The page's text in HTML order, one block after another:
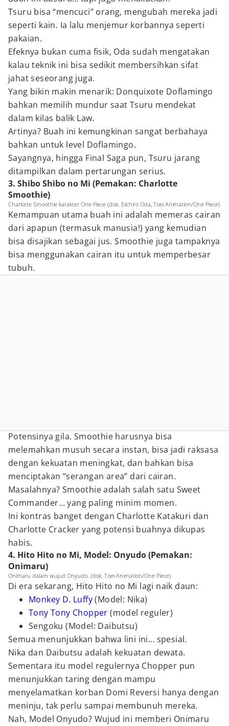
Tsuru bisa “mencuci” orang, mengubah mereka jadi
seperti kain. Ia lalu menjemur korbannya seperti
pakaian.
Efeknya bukan cuma fisik, Oda sudah mengatakan
kalau teknik ini bisa sedikit membersihkan sifat
jahat seseorang juga.
Yang bikin makin menarik: Donquixote Doflamingo
bahkan memilih mundur saat Tsuru mendekat
dalam kilas balik Law.
Artinya? Buah ini kemungkinan sangat berbahaya
bahkan untuk level Doflamingo.
Sayangnya, hingga Final Saga pun, Tsuru jarang
ditampilkan dalam pertarungan serius.
3. Shibo Shibo no Mi (Pemakan: Charlotte
Smoothie)
Charlotte Smoothie karakter One Piece (dok. Eiichiro Oda, Toei Animation/One Piece)
Kemampuan utama buah ini adalah memeras cairan
dari apapun (termasuk manusia!) yang kemudian
bisa disajikan sebagai jus. Smoothie juga tampaknya
bisa menggunakan cairan itu untuk memperbesar
tubuh.
Potensinya gila. Smoothie harusnya bisa
melemahkan musuh secara instan, bisa jadi raksasa
dengan kekuatan meningkat, dan bahkan bisa
menciptakan “serangan area” dari cairan.
Masalahnya? Smoothie adalah salah satu Sweet
Commander… yang paling minim momen.
Ini kontras banget dengan Charlotte Katakuri dan
Charlotte Cracker yang potensi buahnya dikupas
habis.
4. Hito Hito no Mi, Model: Onyudo (Pemakan:
Onimaru)
Onimaru dalam wujud Onyudo. (dok. Toei Animation/One Piece)
Di era sekarang, Hito Hito no Mi lagi naik daun:
Monkey D. Luffy(Model: Nika)
Tony Tony Chopper (model reguler)
Sengoku (Model: Daibutsu)
Semua menunjukkan bahwa lini ini… spesial.
Nika dan Daibutsu adalah kekuatan dewata.
Sementara itu model regulernya Chopper pun
menunjukkan taring dengan mampu
menyelamatkan korban Domi Reversi hanya dengan
meninju, tak perlu sampai membunuh mereka.
Nah, Model Onyudo? Wujud ini memberi Onimaru